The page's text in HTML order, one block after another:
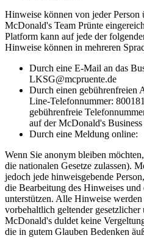
Hinweise können von jeder Person
McDonald's Team Prünte
Platform kann auf jede der
Hinweise können in mehreren
Durch eine E-Mail an das
LKSG@mcpruente.de
Durch einen gebührenfreien
Line-Telefonnummer:
gebührenfreie
auf der McDonald's
Durch eine Meldung online:
Wenn Sie anonym bleiben
die nationalen Gesetze zulassen).
jedoch jede hinweisgebende
die Bearbeitung des Hinweises
unterstützen. Alle Hinweise
vorbehaltlich geltender
McDonald's duldet keine
die in gutem Glauben Bedenken